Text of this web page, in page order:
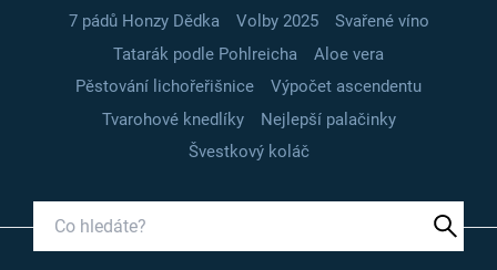
7 pádů Honzy Dědka
Volby 2025
Svařené víno
Tatarák podle Pohlreicha
Aloe vera
Pěstování lichořeřišnice
Výpočet ascendentu
Tvarohové knedlíky
Nejlepší palačinky
Švestkový koláč